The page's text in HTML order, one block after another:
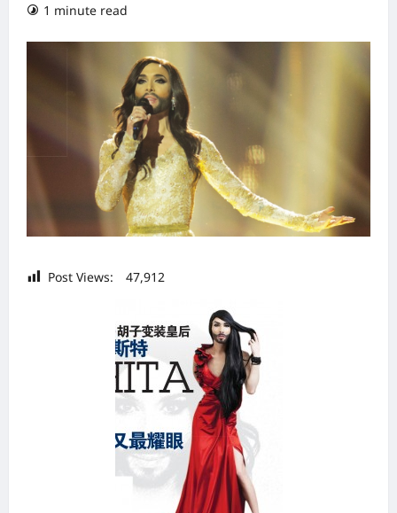
1 minute read
Post Views: 47,912